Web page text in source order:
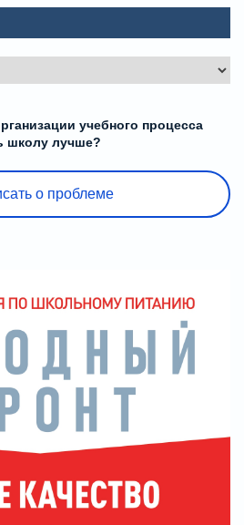
учебного процесса
школу лучше?
о проблеме